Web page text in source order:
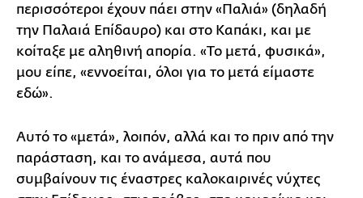
περισσότεροι έχουν πάει στην «Παλιά» (δηλαδή
την Παλαιά Επίδαυρο) και στο Καπάκι, και με
κοίταξε με αληθινή απορία. «Το μετά, φυσικά»,
μου είπε, «εννοείται, όλοι για το μετά είμαστε
εδώ».
Αυτό το «μετά», λοιπόν, αλλά και το πριν από την
παράσταση, και το ανάμεσα, αυτά που
συμβαίνουν τις έναστρες καλοκαιρινές νύχτες